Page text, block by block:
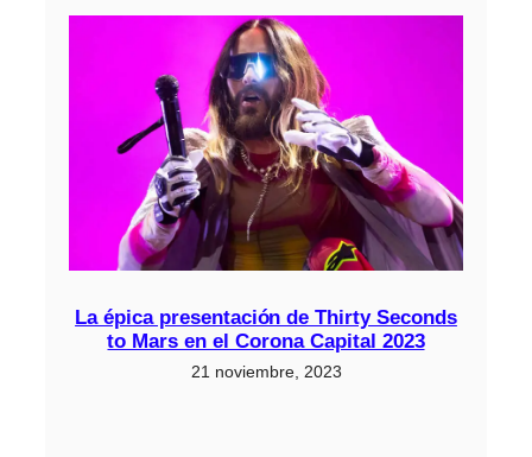
La épica presentación de Thirty Seconds
to Mars en el Corona Capital 2023
21 noviembre, 2023